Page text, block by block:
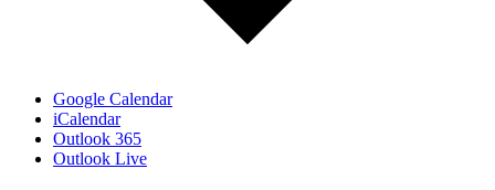
Google Calendar
iCalendar
Outlook 365
Outlook Live